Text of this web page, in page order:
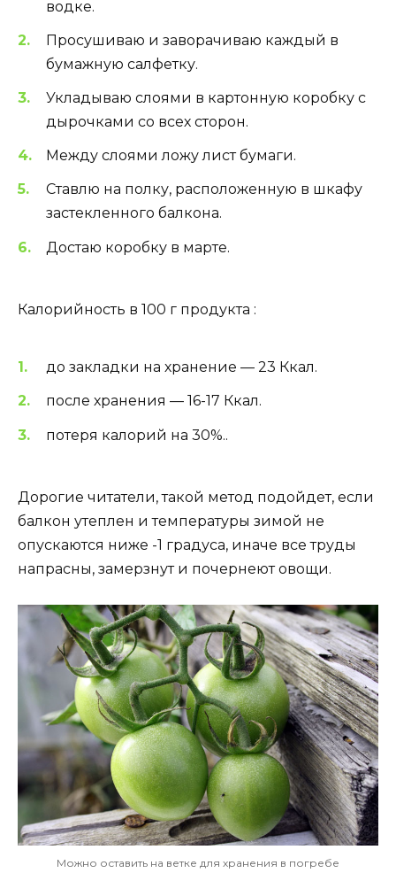
водке.
Просушиваю и заворачиваю каждый в
бумажную салфетку.
Укладываю слоями в картонную коробку с
дырочками со всех сторон.
Между слоями ложу лист бумаги.
Ставлю на полку, расположенную в шкафу
застекленного балкона.
Достаю коробку в марте.
Калорийность в 100 г продукта :
до закладки на хранение — 23 Ккал.
после хранения — 16-17 Ккал.
потеря калорий на 30%..
Дорогие читатели, такой метод подойдет, если
балкон утеплен и температуры зимой не
опускаются ниже -1 градуса, иначе все труды
напрасны, замерзнут и почернеют овощи.
Можно оставить на ветке для хранения в погребе